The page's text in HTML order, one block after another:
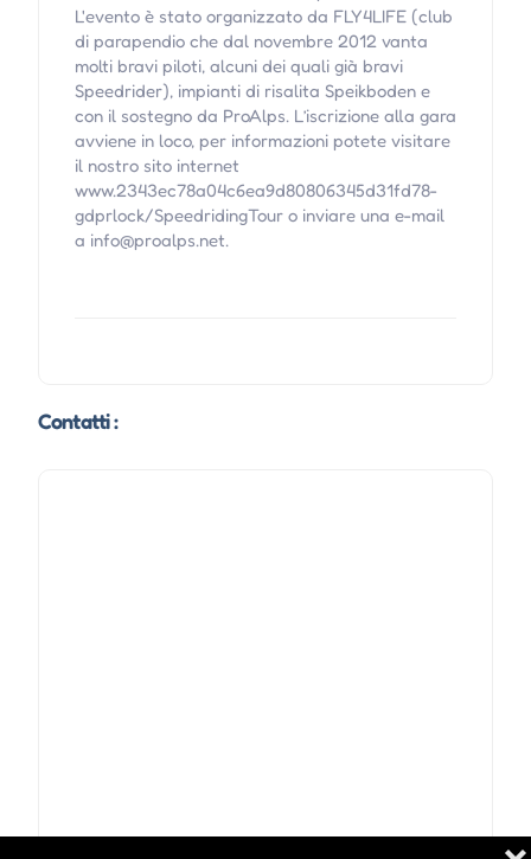
L'evento è stato organizzato da FLY4LIFE (club
di parapendio che dal novembre 2012 vanta
molti bravi piloti, alcuni dei quali già bravi
Speedrider), impianti di risalita Speikboden e
con il sostegno da ProAlps. L’iscrizione alla gara
avviene in loco, per informazioni potete visitare
il nostro sito internet
www.2343ec78a04c6ea9d80806345d31fd78-
gdprlock/SpeedridingTour o inviare una e-mail
a info@proalps.net.
Contatti :